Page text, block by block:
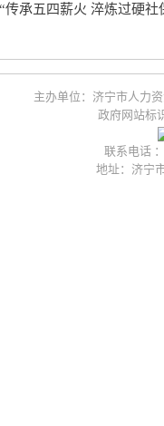
传承五四薪火 淬炼过硬
主办单位：济宁市人力
政府网站标
联系电话
地址：济宁